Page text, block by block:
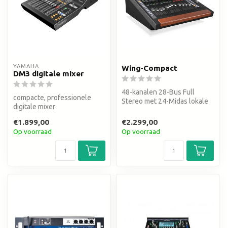
YAMAHA
DM3 digitale mixer
compacte, professionele
digitale mixer
€1.899,00
Op voorraad
Wing-Compact
48-kanalen 28-Bus Full
Stereo met 24-Midas lokale
Outpu...
€2.299,00
Op voorraad